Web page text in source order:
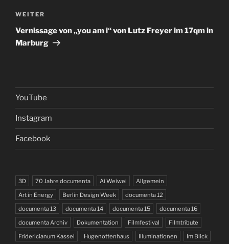
Nächster
Beitrag
WEITER
Vernissage von „you am i“ von Lutz Freyer im 17qm in
Marburg
YouTube
Instagram
Facebook
3D 70 Jahre documenta Ai Weiwei
Allgemein
Art in Energy
Berlin Design Week
documenta 12
documenta 13
documenta 14 documenta 15
documenta 16
documenta Archiv
Dokumentation Filmfestival
Filmtribute
Fridericianum Kassel
Hugenottenhaus Illuminationen
Im Blick